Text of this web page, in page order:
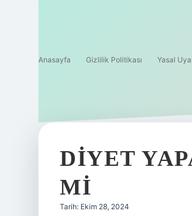
Anasayfa Gizlilik Politikası Yasal
DIYET
MI
Tarih: Ekim 28, 2024